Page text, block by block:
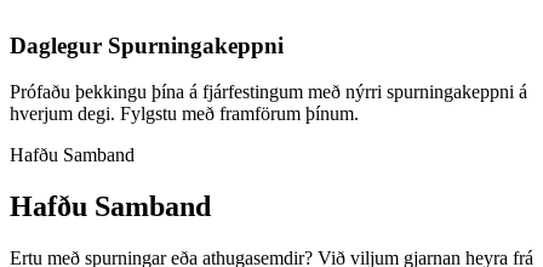
Daglegur Spurningakeppni
Prófaðu þekkingu þína á fjárfestingum með nýrri spurningakeppni á
hverjum degi. Fylgstu með framförum þínum.
Hafðu Samband
Hafðu Samband
Ertu með spurningar eða athugasemdir? Við viljum gjarnan heyra frá